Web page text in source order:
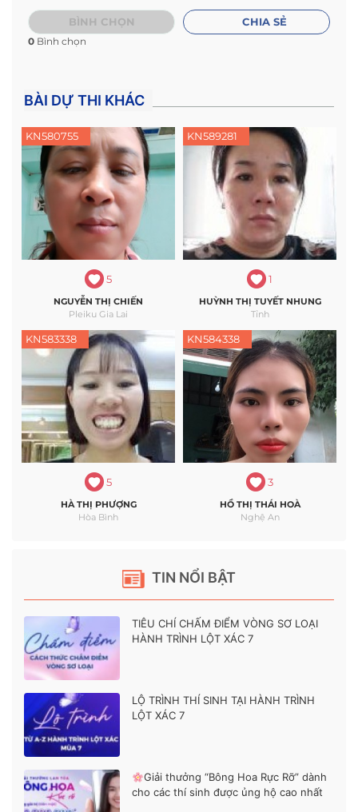
TIN NỔI BẬT
TIÊU CHÍ CHẤM ĐIỂM VÒNG SƠ LOẠI
HÀNH TRÌNH LỘT XÁC 7
LỘ TRÌNH THÍ SINH TẠI HÀNH TRÌNH
LỘT XÁC 7
Giải thưởng “Bông Hoa Rực Rỡ” dành
cho các thí sinh được ủng hộ cao nhất
BÌNH CHỌN
0 Bình chọn
CHIA SẺ
BÀI DỰ THI KHÁC
KN580755
5
NGUYỄN THỊ CHIẾN
Pleiku Gia Lai
KN589281
1
HUỲNH THỊ TUYẾT NHUNG
Tỉnh
KN583338
5
HÀ THỊ PHƯỢNG
Hòa Bình
KN584338
3
HỒ THỊ THÁI HOÀ
Nghệ An